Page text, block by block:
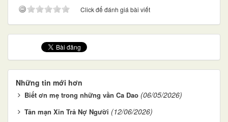
Click để đánh giá bài viết
Những tin mới hơn
Biết ơn mẹ trong những vần Ca Dao (06/05/2026)
Tản mạn Xin Trả Nợ Người (12/06/2026)